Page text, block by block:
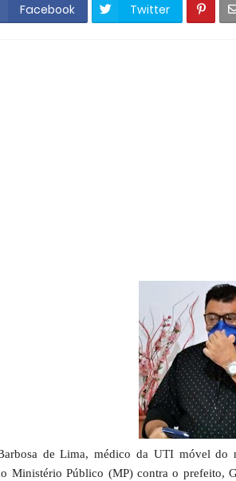
Resultado Mega da
Facebook Twitter
de Lima, médico da UTI móvel do
Ministério Público (MP) contra o prefeito,